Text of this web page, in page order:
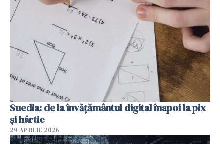
Suedia: de la învățământul digital înapoi la pix
și hârtie
29 APRILIE 2026